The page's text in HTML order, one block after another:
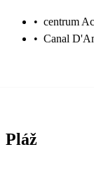
• centrum
• Canal
Pláž